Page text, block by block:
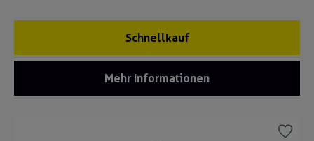
Schnellkauf
Mehr Informationen